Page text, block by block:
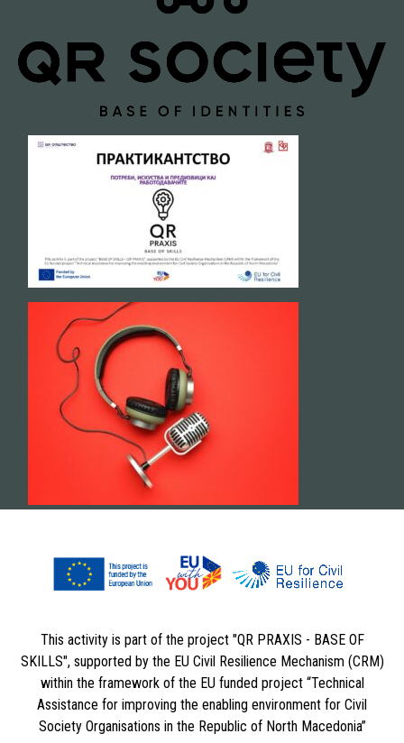
This activity is part of the project "QR PRAXIS - BASE OF
SKILLS", supported by the EU Civil Resilience Mechanism (CRM)
within the framework of the EU funded project “Technical
Assistance for improving the enabling environment for Civil
Society Organisations in the Republic of North Macedonia”